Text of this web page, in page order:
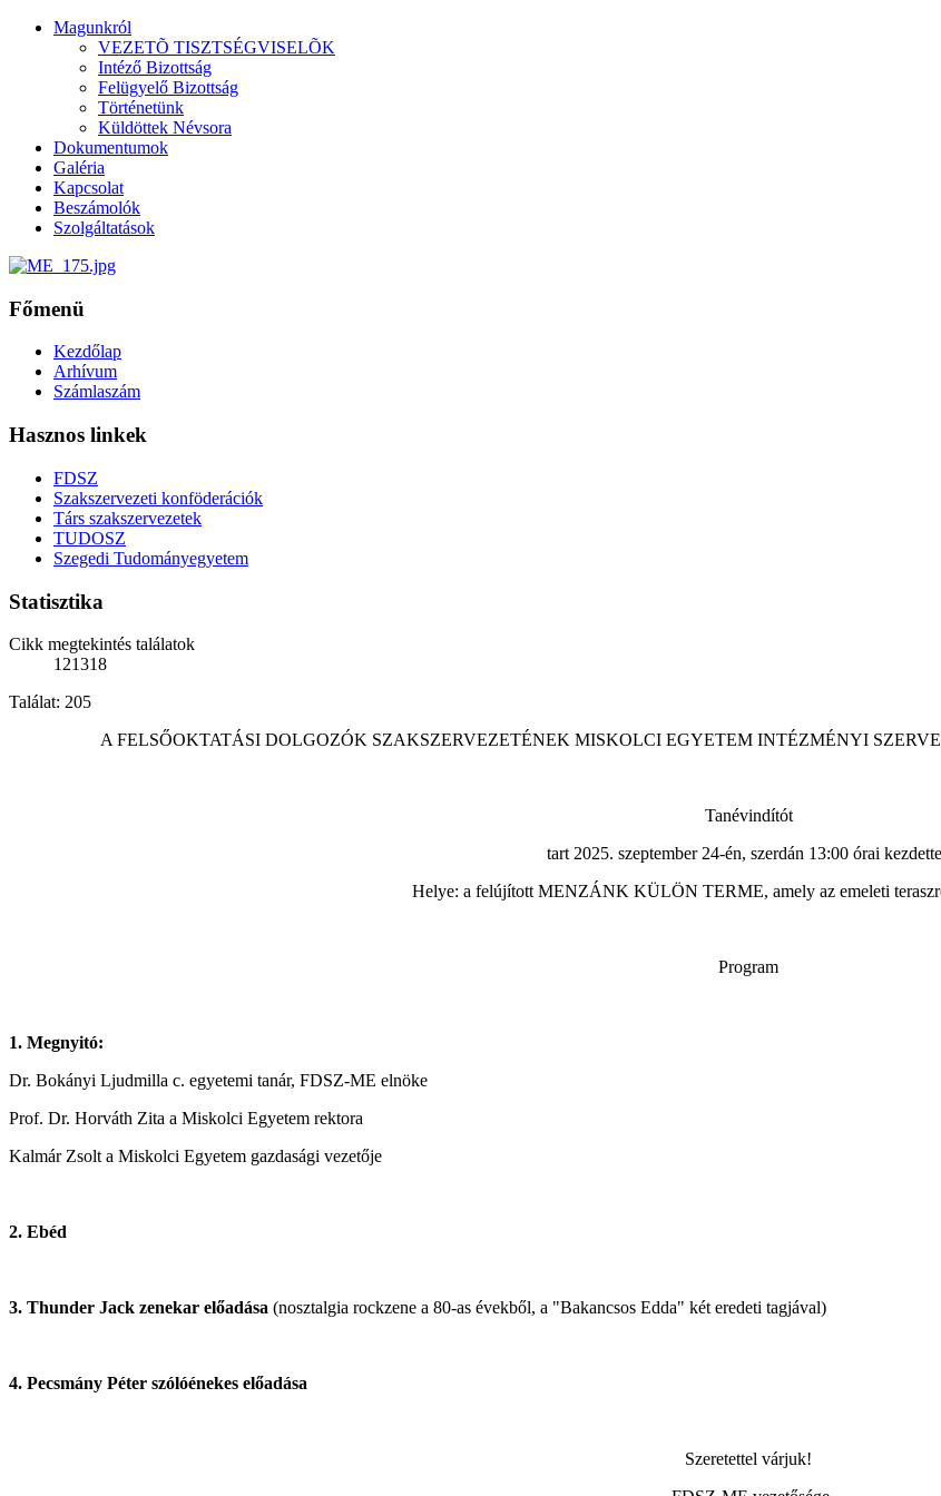
Magunkról
VEZETÕ TISZTSÉGVISELÕK
Intéző Bizottság
Felügyelő Bizottság
Történetünk
Küldöttek Névsora
Dokumentumok
Galéria
Kapcsolat
Beszámolók
Szolgáltatások
Főmenü
Kezdőlap
Arhívum
Számlaszám
Hasznos linkek
FDSZ
Szakszervezeti konföderációk
Társ szakszervezetek
TUDOSZ
Szegedi Tudományegyetem
Statisztika
Cikk megtekintés találatok
121318
Találat: 205
A FELSŐOKTATÁSI DOLGOZÓK SZAKSZERVEZETÉNEK MISKOLCI EGYETEM INTÉZMÉNYI
Tanévindítót
tart 2025. szeptember 24-én, szerdán 13:00 órai
Helye: a felújított MENZÁNK KÜLÖN TERME, amely az emeleti
Program
1. Megnyitó:
Dr. Bokányi Ljudmilla c. egyetemi tanár, FDSZ-ME elnöke
Prof. Dr. Horváth Zita a Miskolci Egyetem rektora
Kalmár Zsolt a Miskolci Egyetem gazdasági vezetője
2. Ebéd
3. Thunder Jack zenekar előadása (nosztalgia rockzene a 80-as évekből, a "Bakancsos Edda" két eredeti tagjával)
4. Pecsmány Péter szólóénekes előadása
Szeretettel várjuk!